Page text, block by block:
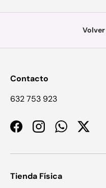
Contacto
632 753 923
FacebookInstagramWhatsApp
Twitter
Tienda Física